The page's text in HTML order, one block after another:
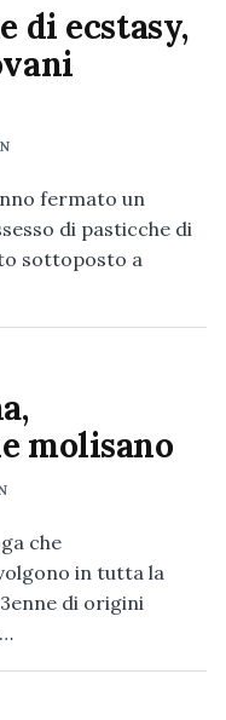
di ecstasy,
fermato un
di pasticche di
sottoposto a
molisano
che
in tutta la
di origini